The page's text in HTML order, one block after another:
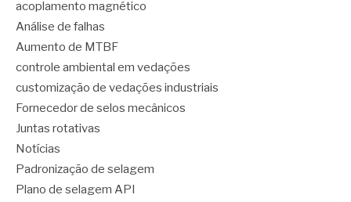
acoplamento magnético
Análise de falhas
Aumento de MTBF
controle ambiental em vedações
customização de vedações industriais
Fornecedor de selos mecânicos
Juntas rotativas
Notícias
Padronização de selagem
Plano de selagem API